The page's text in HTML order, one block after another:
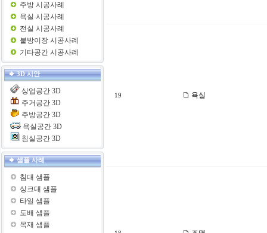
주방 시공사례
욕실 시공사례
전실 시공사례
붙방이장 시공사례
기타공간 시공사례
3D 시안
상업공간 3D
주거공간 3D
주방공간 3D
욕실공간 3D
침실공간 3D
샘플 사례
침대 샘플
싱크대 샘플
타일 샘플
도배 샘플
목재 샘플
19 욕실